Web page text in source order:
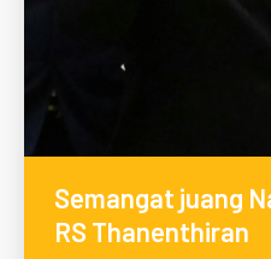
Semangat juang
RS Thanenthiran